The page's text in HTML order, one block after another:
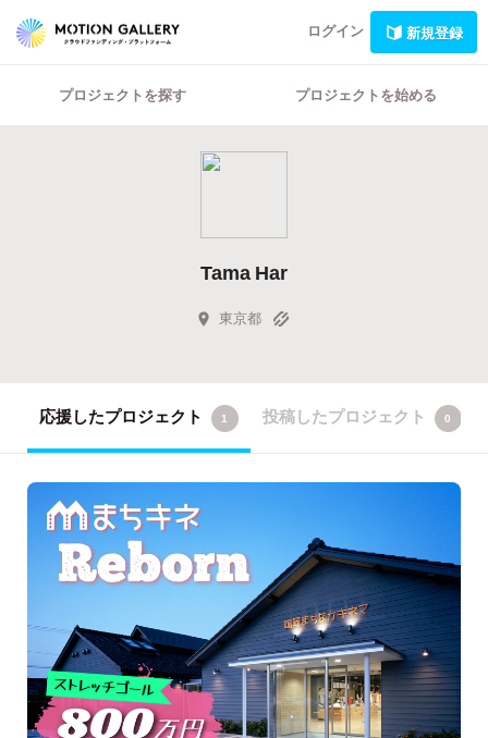
ログイン 新規登録
プロジェクトを探す プロジェクトを始める
Tama Har
東京都
応援したプロジェクト 1 投稿したプロジェクト 0